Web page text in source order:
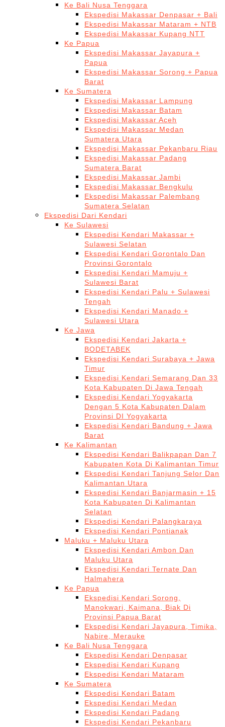
Ke Bali Nusa Tenggara
Ekspedisi Makassar Denpasar + Bali
Ekspedisi Makassar Mataram + NTB
Ekspedisi Makassar Kupang NTT
Ke Papua
Ekspedisi Makassar Jayapura +
Papua
Ekspedisi Makassar Sorong + Papua
Barat
Ke Sumatera
Ekspedisi Makassar Lampung
Ekspedisi Makassar Batam
Ekspedisi Makassar Aceh
Ekspedisi Makassar Medan
Sumatera Utara
Ekspedisi Makassar Pekanbaru Riau
Ekspedisi Makassar Padang
Sumatera Barat
Ekspedisi Makassar Jambi
Ekspedisi Makassar Bengkulu
Ekspedisi Makassar Palembang
Sumatera Selatan
Ekspedisi Dari Kendari
Ke Sulawesi
Ekspedisi Kendari Makassar +
Sulawesi Selatan
Ekspedisi Kendari Gorontalo Dan
Provinsi Gorontalo
Ekspedisi Kendari Mamuju +
Sulawesi Barat
Ekspedisi Kendari Palu + Sulawesi
Tengah
Ekspedisi Kendari Manado +
Sulawesi Utara
Ke Jawa
Ekspedisi Kendari Jakarta +
BODETABEK
Ekspedisi Kendari Surabaya + Jawa
Timur
Ekspedisi Kendari Semarang Dan 33
Kota Kabupaten Di Jawa Tengah
Ekspedisi Kendari Yogyakarta
Dengan 5 Kota Kabupaten Dalam
Provinsi DI Yogyakarta
Ekspedisi Kendari Bandung + Jawa
Barat
Ke Kalimantan
Ekspedisi Kendari Balikpapan Dan 7
Kabupaten Kota Di Kalimantan Timur
Ekspedisi Kendari Tanjung Selor Dan
Kalimantan Utara
Ekspedisi Kendari Banjarmasin + 15
Kota Kabupaten Di Kalimantan
Selatan
Ekspedisi Kendari Palangkaraya
Ekspedisi Kendari Pontianak
Maluku + Maluku Utara
Ekspedisi Kendari Ambon Dan
Maluku Utara
Ekspedisi Kendari Ternate Dan
Halmahera
Ke Papua
Ekspedisi Kendari Sorong,
Manokwari, Kaimana, Biak Di
Provinsi Papua Barat
Ekspedisi Kendari Jayapura, Timika,
Nabire, Merauke
Ke Bali Nusa Tenggara
Ekspedisi Kendari Denpasar
Ekspedisi Kendari Kupang
Ekspedisi Kendari Mataram
Ke Sumatera
Ekspedisi Kendari Batam
Ekspedisi Kendari Medan
Ekspedisi Kendari Padang
Ekspedisi Kendari Pekanbaru